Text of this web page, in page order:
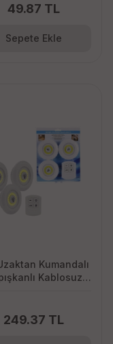
49.87 TL
Sepete Ekle
Kumandalı
Kablosuz
249.37 TL